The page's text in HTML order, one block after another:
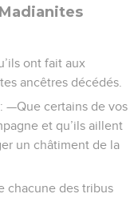
ont fait aux
ancêtres décédés.
—Que certains de vos
et qu’ils aillent
un châtiment de la
chacune des tribus